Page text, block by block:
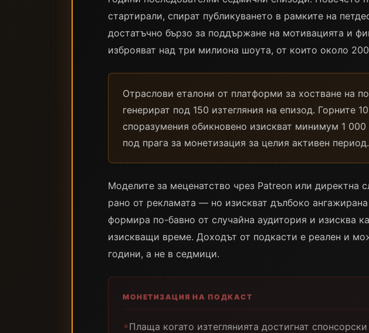
стартирали, спират публикуването в рамките на
достатъчно бързо за поддържане на мотивацията и
изброяват над три милиона шоута, от които около
Отраслови еталони от платформи за хостване на
генерират под 150 изтегляния на епизод. Горните
споразумения обикновено изискват минимум 1
под прага за монетизация за целия активен период.
Моделите за меценатство чрез Patreon или директна
рано от рекламата — но изискват дълбоко
формира по-бавно от случайна аудитория и изисква
изискващи времe. Доходът от подкасти е реален и
години, а не в седмици.
МОНЕТИЗАЦИЯ НА ПОДКАСТ
✗Плаща когато изтеглянията достигнат спонсорски